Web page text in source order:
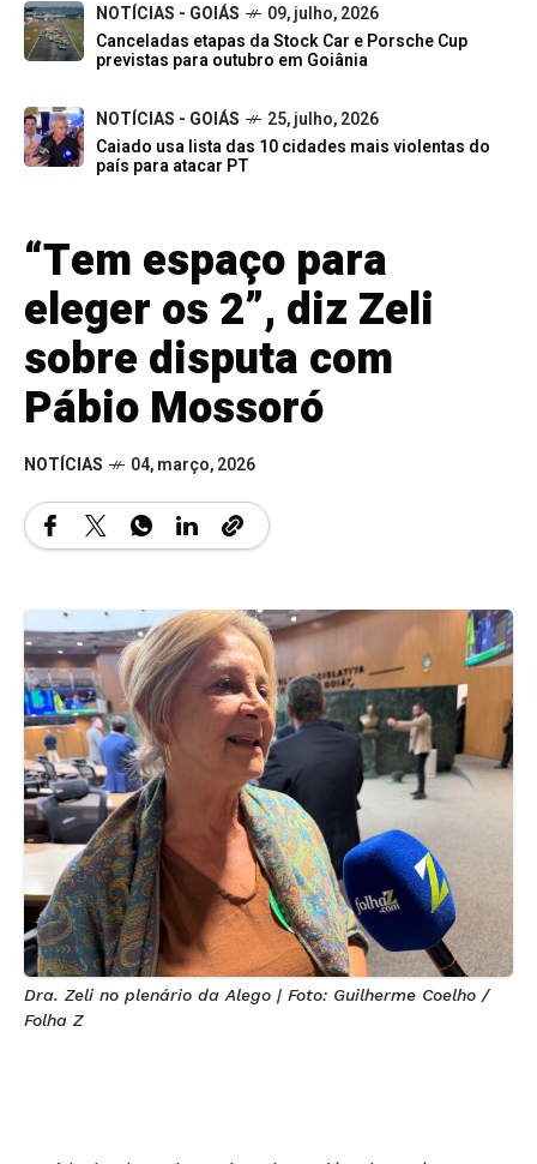
NOTÍCIAS - GOIÁS
09, julho, 2026
Canceladas etapas da Stock Car e Porsche Cup
previstas para outubro em Goiânia
NOTÍCIAS - GOIÁS
25, julho, 2026
Caiado usa lista das 10 cidades mais violentas do
país para atacar PT
“Tem espaço para
eleger os 2”, diz Zeli
sobre disputa com
Pábio Mossoró
NOTÍCIAS 04, março, 2026
Dra. Zeli no plenário da Alego | Foto: Guilherme Coelho /
Folha Z